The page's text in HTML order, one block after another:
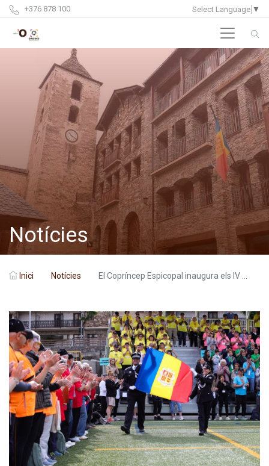
+376 878 100 Select Language ▼
Notícies
Inici Notícies El Copríncep Espicopal inaugura els IV ...